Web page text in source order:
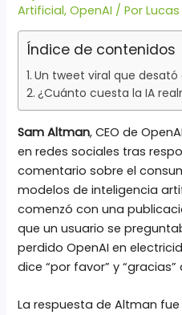
Artificial,OpenAI / Por
Índice de contenidos
Un tweet viral que
¿Cuánto cuesta la IA
Sam Altman, CEO de
en redes sociales tras
comentario sobre el
modelos de inteligencia
comenzó con una
que un usuario se
perdido OpenAI en
dice “por favor” y
La respuesta de Altman